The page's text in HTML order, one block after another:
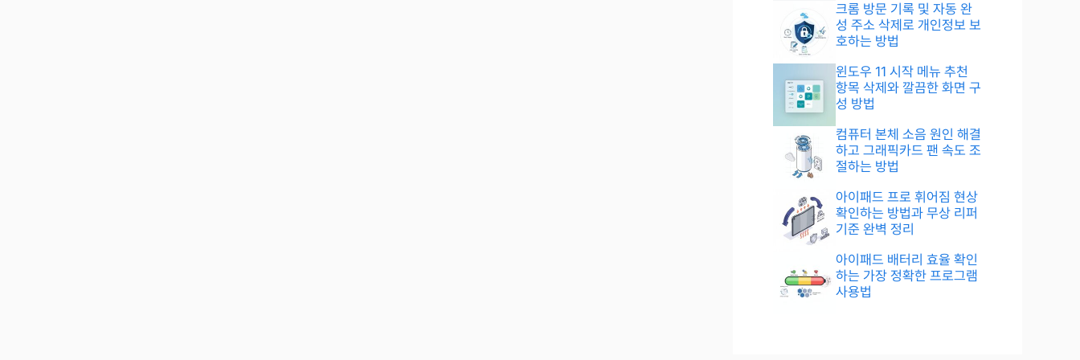
크롬 방문 기록 및 자동 완
성 주소 삭제로 개인정보 보
호하는 방법
윈도우 11 시작 메뉴 추천
항목 삭제와 깔끔한 화면 구
성 방법
컴퓨터 본체 소음 원인 해결
하고 그래픽카드 팬 속도 조
절하는 방법
아이패드 프로 휘어짐 현상
확인하는 방법과 무상 리퍼
기준 완벽 정리
아이패드 배터리 효율 확인
하는 가장 정확한 프로그램
사용법